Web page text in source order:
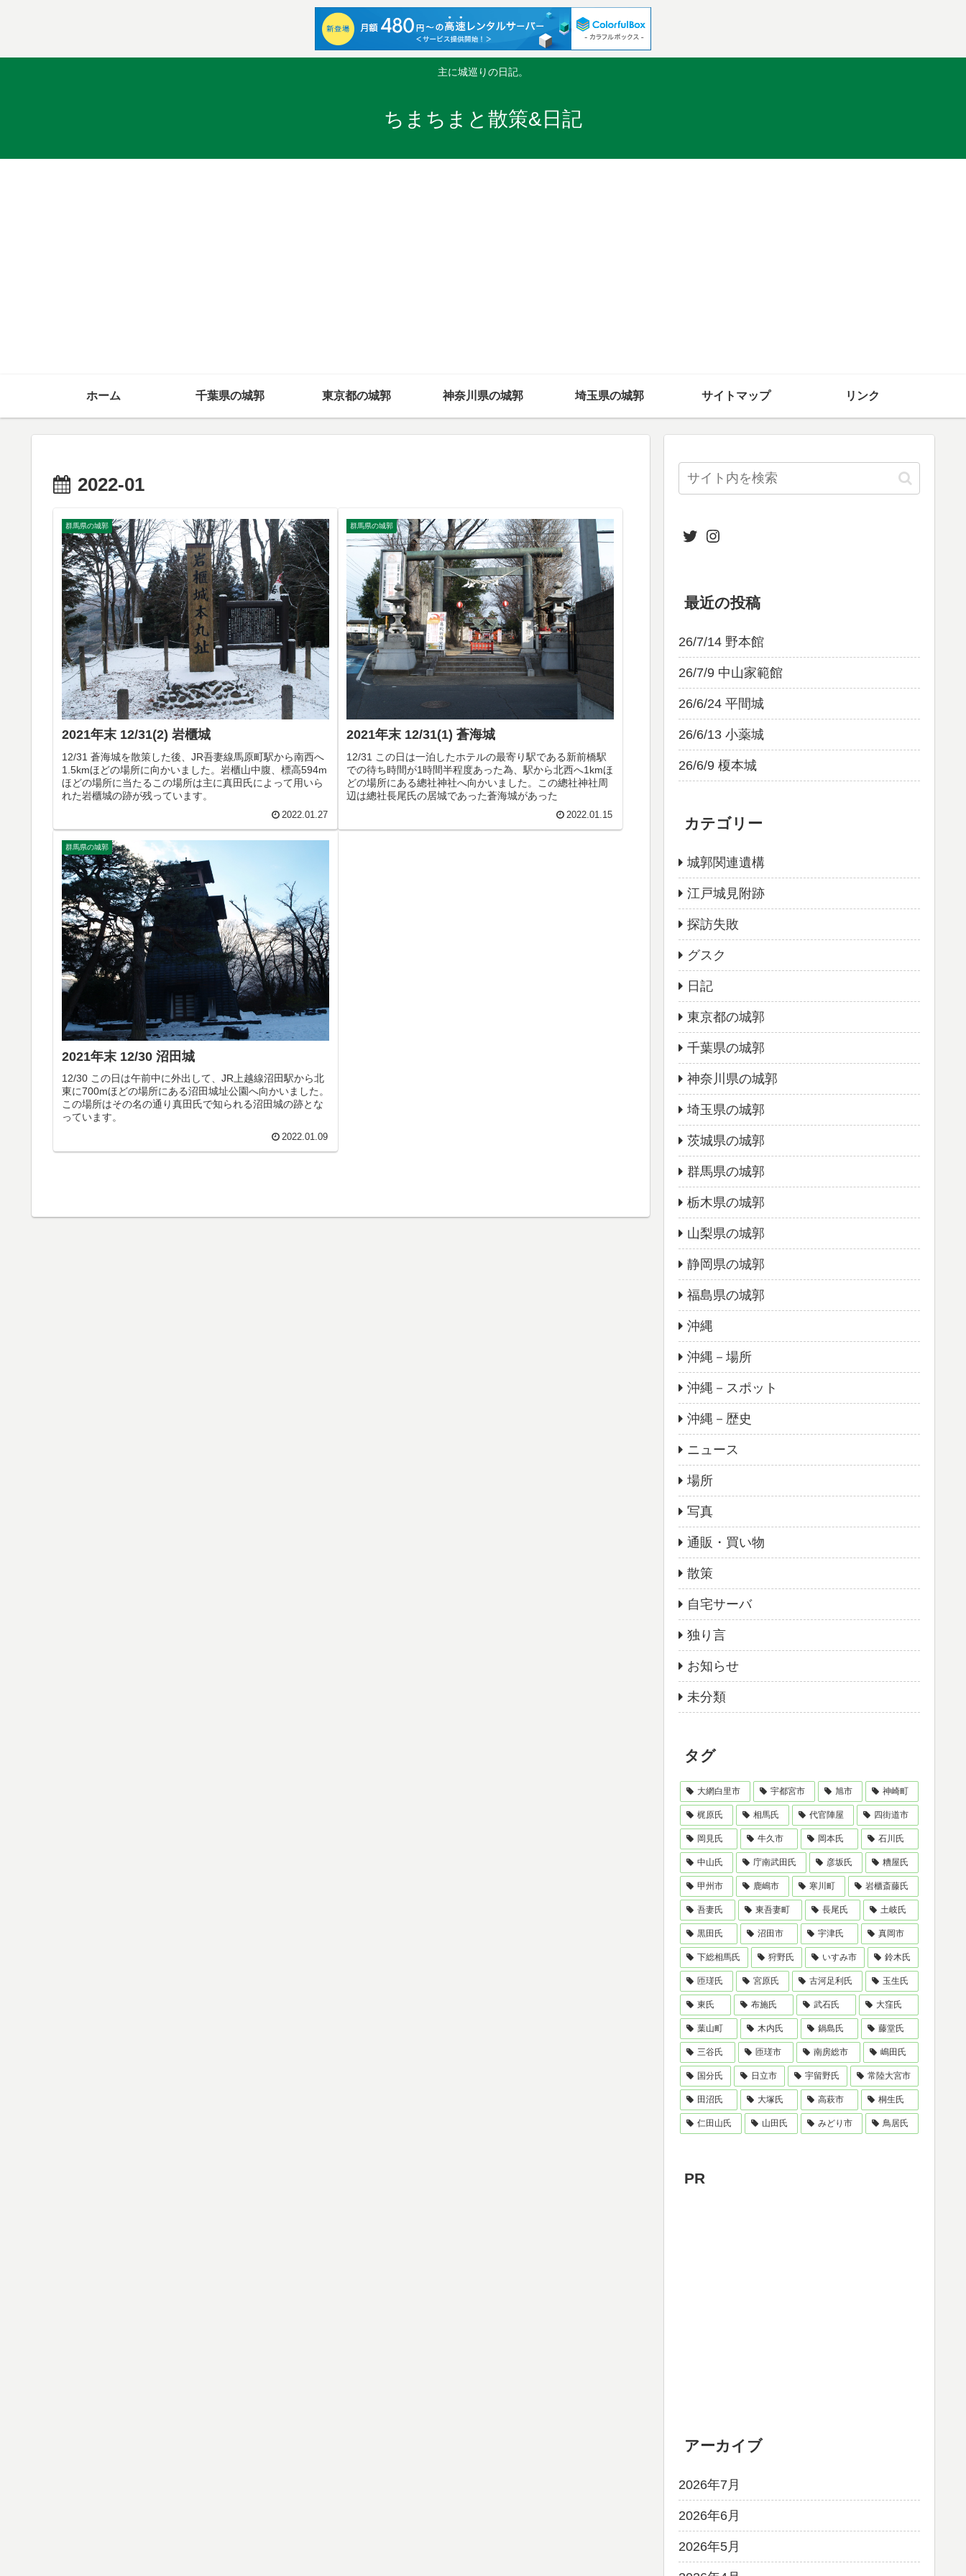
主に城巡りの日記。
ちまちまと散策&日記
ホーム 千葉県の城郭 東京都の城郭 神奈川県の城郭 埼玉県の城郭 サイトマップ リンク
2022-01
群馬県の城郭
2021年末 12/31(2) 岩櫃城
12/31 蒼海城を散策した後、JR吾妻線馬原町駅から南西へ
1.5kmほどの場所に向かいました。岩櫃山中腹、標高594m
ほどの場所に当たるこの場所は主に真田氏によって用いら
れた岩櫃城の跡が残っています。
2022.01.27
群馬県の城郭
2021年末 12/31(1) 蒼海城
12/31 この日は一泊したホテルの最寄り駅である新前橋駅
での待ち時間が1時間半程度あった為、駅から北西へ1kmほ
どの場所にある總社神社へ向かいました。この總社神社周
辺は總社長尾氏の居城であった蒼海城があった
2022.01.15
群馬県の城郭
2021年末 12/30 沼田城
12/30 この日は午前中に外出して、JR上越線沼田駅から北
東に700mほどの場所にある沼田城址公園へ向かいました。
この場所はその名の通り真田氏で知られる沼田城の跡とな
っています。
2022.01.09
Twitter
最近の投稿
26/7/14 野本館
26/7/9 中山家範館
26/6/24 平間城
26/6/13 小薬城
26/6/9 榎本城
カテゴリー
城郭関連遺構
江戸城見附跡
探訪失敗
グスク
日記
東京都の城郭
千葉県の城郭
神奈川県の城郭
埼玉県の城郭
茨城県の城郭
群馬県の城郭
栃木県の城郭
山梨県の城郭
静岡県の城郭
福島県の城郭
沖縄
沖縄－場所
沖縄－スポット
沖縄－歴史
ニュース
場所
写真
通販・買い物
散策
自宅サーバ
独り言
お知らせ
未分類
タグ
大網白里市 宇都宮市 旭市 神崎町
梶原氏 相馬氏 代官陣屋 四街道市
岡見氏 牛久市 岡本氏 石川氏
中山氏 庁南武田氏 彦坂氏 糟屋氏
甲州市 鹿嶋市 寒川町 岩櫃斎藤氏
吾妻氏 東吾妻町 長尾氏 土岐氏
黒田氏 沼田市 宇津氏 真岡市
下総相馬氏 狩野氏 いすみ市 鈴木氏
匝瑳氏 宮原氏 古河足利氏 玉生氏
東氏 布施氏 武石氏 大窪氏
葉山町 木内氏 鍋島氏 藤堂氏
三谷氏 匝瑳市 南房総市 嶋田氏
国分氏 日立市 宇留野氏 常陸大宮市
田沼氏 大塚氏 高萩市 桐生氏
仁田山氏 山田氏 みどり市 鳥居氏
PR
アーカイブ
2026年7月
2026年6月
2026年5月